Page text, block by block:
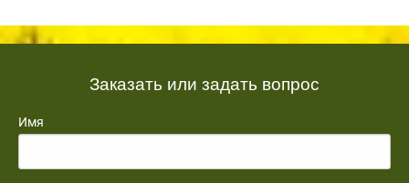
Заказать или задать вопрос
Имя